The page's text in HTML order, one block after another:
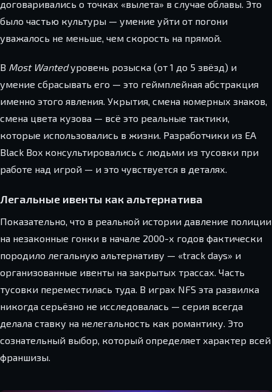
договаривались о точках «вылета» в случае облавы. Это
было частью культуры — умение уйти от погони
уважалось не меньше, чем скорость на прямой.
В Most Wantedуровень розыска (от 1 до 5 звёзд) и
умение сбрасывать его — это геймплейная абстракция
именно этого явления. Укрытия, смена номерных знаков,
смена цвета кузова — всё это реальные тактики,
которые использовались в жизни. Разработчики из EA
Black Box консультировались с людьми из тусовки при
работе над игрой — и это чувствуется в деталях.
Легальные ивенты как альтернатива
Показательно, что в реальной истории давление полиции
на незаконные гонки в начале 2000-х годов фактически
породило легальную альтернативу — «track days» и
организованные ивенты на закрытых трассах. Часть
тусовки переместилась туда. В играх NFS эта развилка
никогда серьёзно не исследовалась — серия всегда
делала ставку на нелегальность как романтику. Это
сознательный выбор, который определяет характер всей
франшизы.